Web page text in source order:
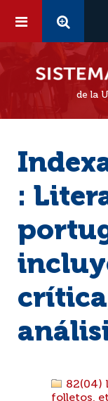
de la
:
82(04)
folletos,